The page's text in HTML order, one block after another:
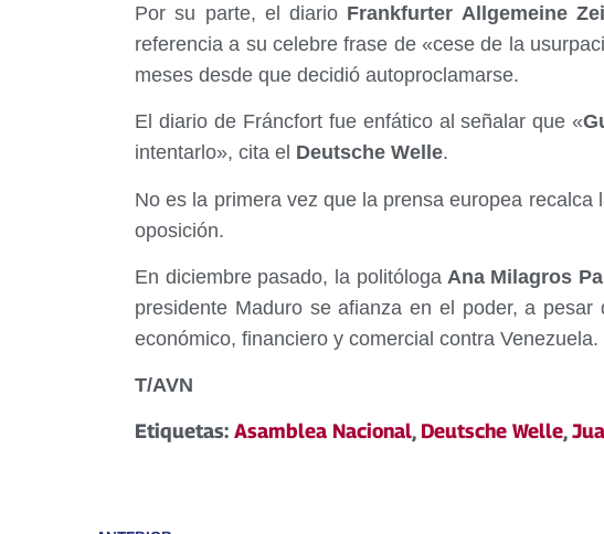
Por su parte, el diario Frankfurter Allgemeine
referencia a su celebre frase de «cese de la
meses desde que decidió autoproclamarse.
El diario de Fráncfort fue enfático al señalar que «
intentarlo», cita el Deutsche Welle.
No es la primera vez que la prensa europea recalca
oposición.
En diciembre pasado, la politólogaAna Milagros
presidente Maduro se afianza en el poder, a
económico, financiero y comercial contra Venezuela.
T/AVN
Etiquetas: Asamblea Nacional, Deutsche Welle,